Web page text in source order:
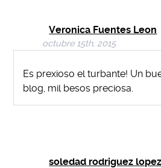
Veronica Fuentes Leon
octubre 15th, 2015
Es prexioso el turbante! Un
blog, mil besos preciosa.
soledad rodriguez lopez